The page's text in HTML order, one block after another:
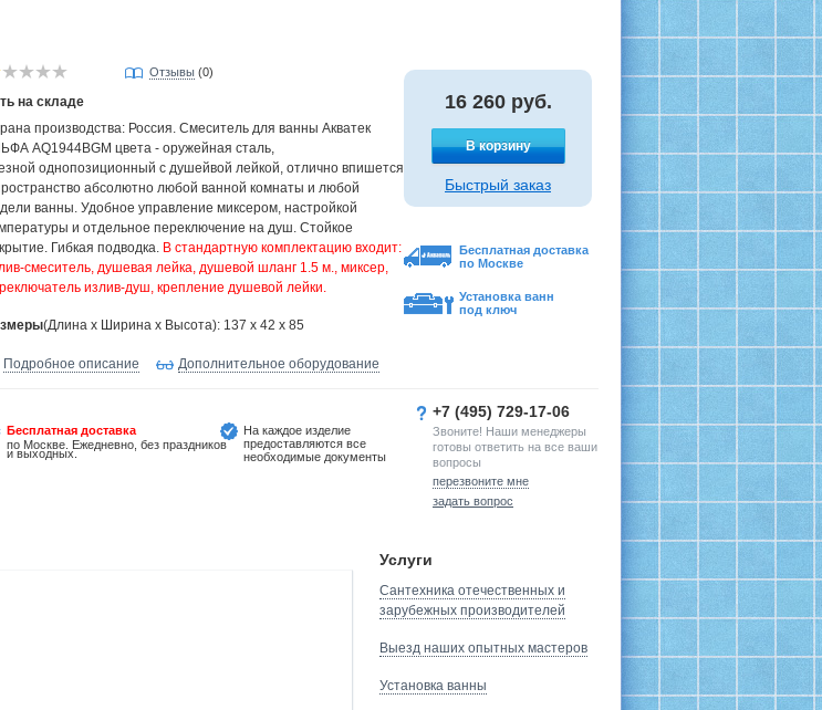
Отзывы (0)
на складе
производства: Россия. Смеситель для ванны Акватек
AQ1944BGM цвета - оружейная сталь,
однопозиционный с душейвой лейкой, отлично впишется
абсолютно любой ванной комнаты и любой
ванны. Удобное управление миксером, настройкой
и отдельное переключение на душ. Стойкое
Гибкая подводка. В стандартную комплектацию входит:
смеситель, душевая лейка, душевой шланг 1.5 м., миксер,
излив-душ, крепление душевой лейки.
(Длина х Ширина х Высота): 137 x 42 x 85
16 260 руб.
В корзину
Быстрый заказ
Бесплатная доставка
по Москве
Установка ванн
под ключ
Подробное описание Дополнительное оборудование
Бесплатная доставка
по Москве. Ежедневно, без праздников
и выходных.
На каждое изделие
предоставляются все
необходимые документы
+7 (495) 729-17-06
Звоните! Наши менеджеры
готовы ответить на все ваши
вопросы
перезвоните мне
задать вопрос
Услуги
Сантехника отечественных и
зарубежных производителей
Выезд наших опытных мастеров
Установка ванны